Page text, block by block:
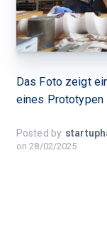
Das Foto zeigt
eines Prototypen
Posted by
on 28/02/2025